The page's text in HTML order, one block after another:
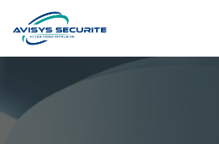
Panneau de gestion des cookies